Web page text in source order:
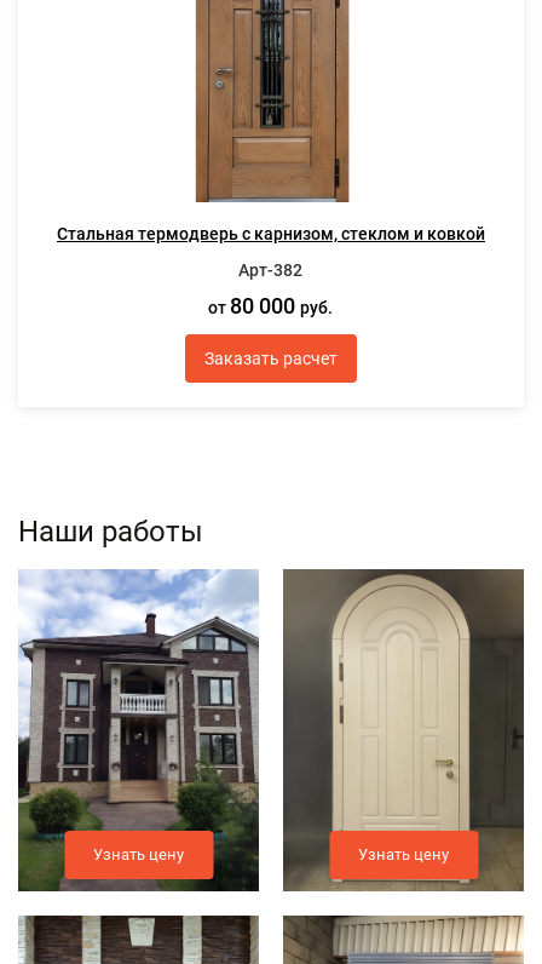
Стальная термодверь с карнизом, стеклом и ковкой
Арт-382
от 80 000руб.
Заказать расчет
Наши работы
Узнать цену Узнать цену